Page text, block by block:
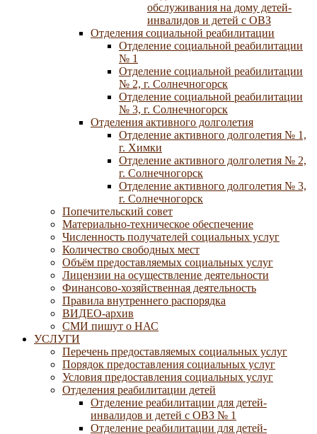
обслуживания на дому детей-
инвалидов и детей с ОВЗ
Отделения социальной реабилитации
Отделение социальной реабилитации
№ 1
Отделение социальной реабилитации
№ 2, г. Солнечногорск
Отделение социальной реабилитации
№ 3, г. Солнечногорск
Отделения активного долголетия
Отделение активного долголетия № 1,
г. Химки
Отделение активного долголетия № 2,
г. Солнечногорск
Отделение активного долголетия № 3,
г. Солнечногорск
Попечительский совет
Материально-техническое обеспечение
Численность получателей социальных услуг
Количество свободных мест
Объём предоставляемых социальных услуг
Лицензии на осуществление деятельности
Финансово-хозяйственная деятельность
Правила внутреннего распорядка
ВИДЕО-архив
СМИ пишут о НАС
УСЛУГИ
Перечень предоставляемых социальных услуг
Порядок предоставления социальных услуг
Условия предоставления социальных услуг
Отделения реабилитации детей
Отделение реабилитации для детей-
инвалидов и детей с ОВЗ № 1
Отделение реабилитации для детей-